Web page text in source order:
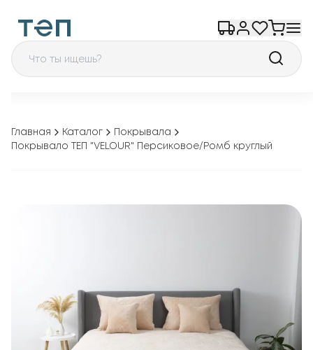
Главная Каталог
Покрывала
Покрывало ТЕП "VELOUR" Персиковое/Ромб круглый